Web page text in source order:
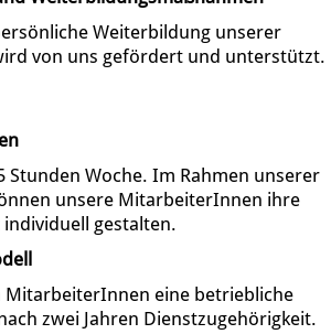
Weiterbildung unserer
von uns gefördert und unterstützt.
Stunden Woche. Im Rahmen unserer
unsere MitarbeiterInnen ihre
gestalten.
MitarbeiterInnen eine betriebliche
zwei Jahren Dienstzugehörigkeit.